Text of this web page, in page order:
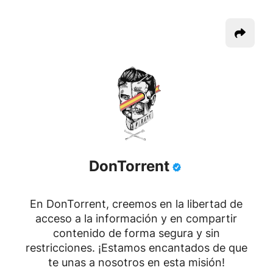
DonTorrent
En DonTorrent, creemos en la libertad de
acceso a la información y en compartir
contenido de forma segura y sin
restricciones. ¡Estamos encantados de que
te unas a nosotros en esta misión!